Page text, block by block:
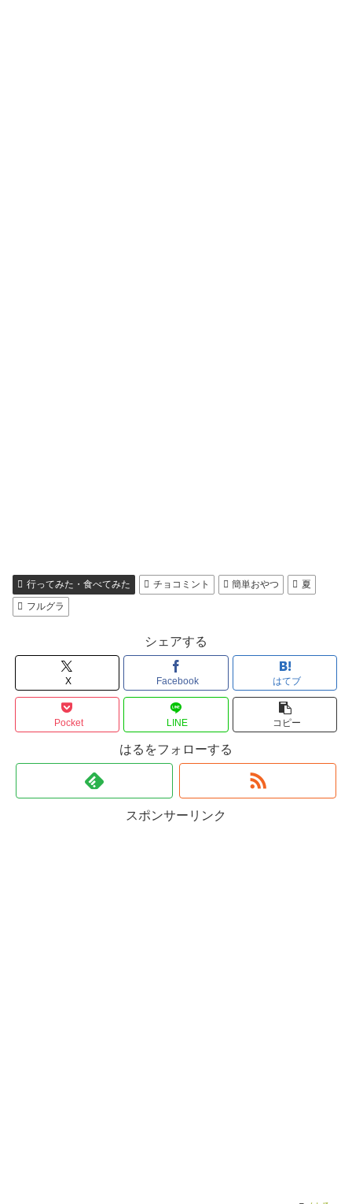
行ってみた・食べてみた チョコミント 簡単おやつ
夏
フルグラ
シェアする
X Facebook はてブ
Pocket LINE コピー
はるをフォローする
スポンサーリンク